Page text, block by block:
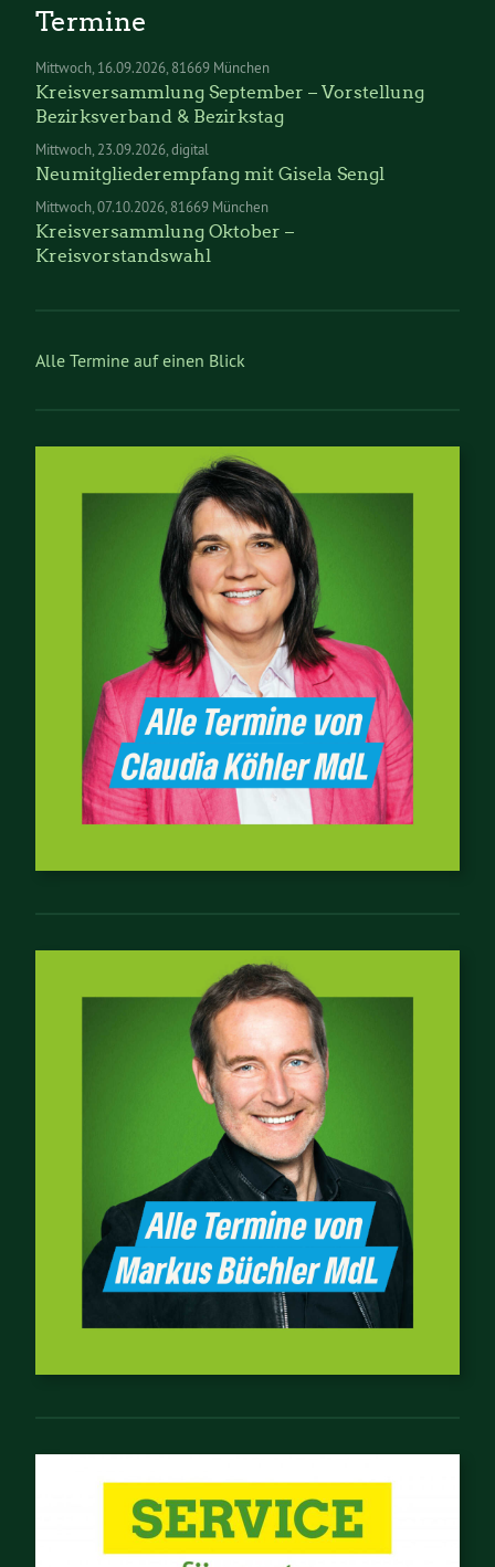
Termine
Mittwoch 16.09.2026 81669 München
Kreisversammlung September – Vorstellung
Bezirksverband & Bezirkstag
Mittwoch 23.09.2026 digital
Neumitgliederempfang mit Gisela Sengl
Mittwoch 07.10.2026 81669 München
Kreisversammlung Oktober –
Kreisvorstandswahl
Alle Termine auf einen Blick